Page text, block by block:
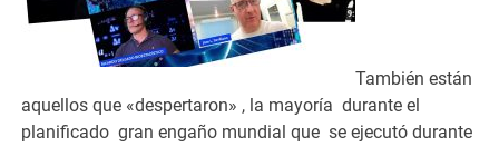
También están
aquellos que «despertaron» , la mayoría durante el
planificado gran engaño mundial que se ejecutó durante